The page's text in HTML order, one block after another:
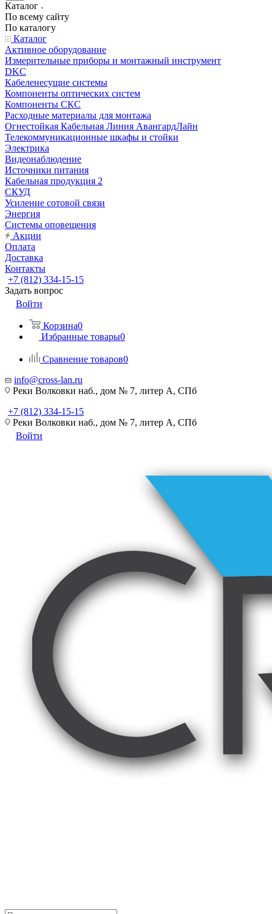
Каталог
По всему сайту
По каталогу
Каталог
Активное оборудование
Измерительные приборы и монтажный инструмент
DKC
Кабеленесущие системы
Компоненты оптических систем
Компоненты СКС
Расходные материалы для монтажа
Огнестойкая Кабельная Линия АвангардЛайн
Телекоммуникационные шкафы и стойки
Электрика
Видеонаблюдение
Источники питания
Кабельная продукция 2
СКУД
Усиление сотовой связи
Энергия
Системы оповещения
Акции
Оплата
Доставка
Контакты
+7 (812) 334-15-15
Задать вопрос
Войти
Корзина0
Избранные товары0
Сравнение товаров0
info@cross-lan.ru
Реки Волковки наб., дом № 7, литер А, СПб
+7 (812) 334-15-15
Реки Волковки наб., дом № 7, литер А, СПб
Войти